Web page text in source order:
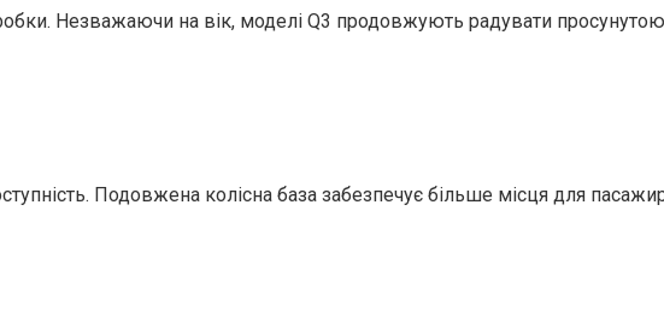
Незважаючи на вік, моделі Q3 продовжують радувати
Подовжена колісна база забезпечує більше місця для